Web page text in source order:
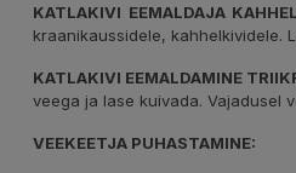
KATLAKIVI EEMALDAJA
kraanikaussidele, kahhelkividele.
KATLAKIVI EEMALDAMINE
veega ja lase kuivada. Vajadusel
VEEKEETJA PUHASTAMINE: